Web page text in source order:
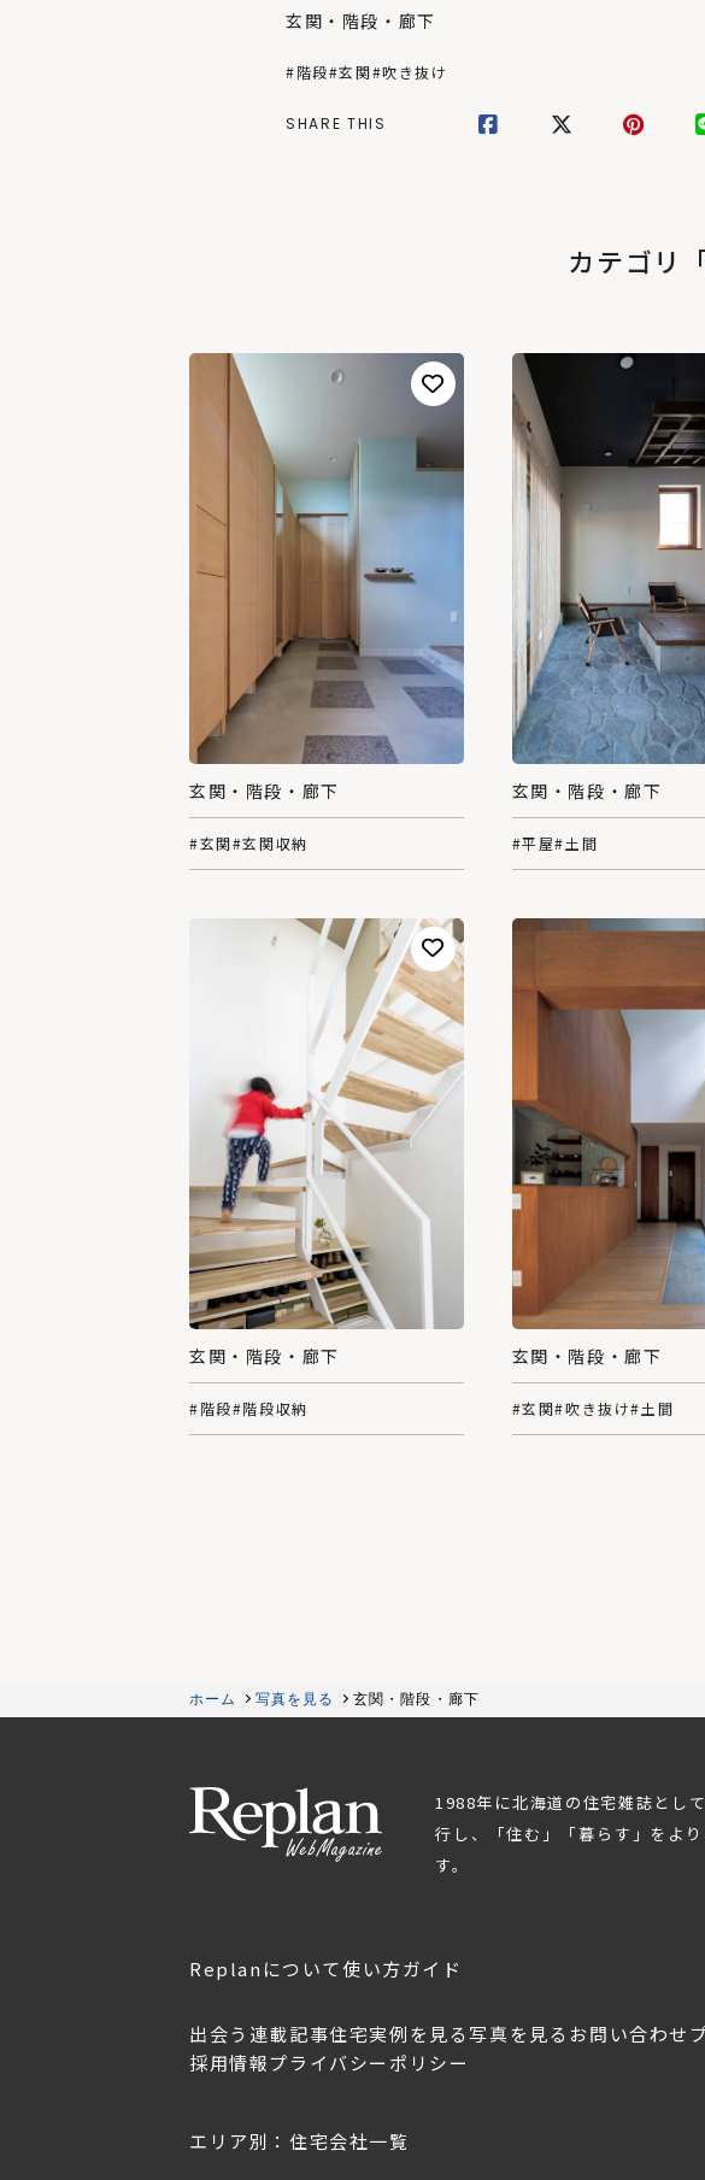
玄関・階段・廊下
#階段#玄関#吹き抜け
SHARE THIS
カテゴリ
玄関・階段・廊下
#玄関#玄関収納
玄関・階段・廊下
#平屋#土間
玄関・階段・廊下
#階段#階段収納
玄関・階段・廊下
#玄関#吹き抜け#土間
ホーム 写真を見る 玄関・階段・廊下
1988年に北海道の住宅雑誌とし
行し、「住む」「暮らす」をよ
す。
Replanについて使い方ガイド
出会う 連載記事住宅実例を見る写真を見る お問い合わせ
採用情報プライバシーポリシー
エリア別：住宅会社一覧